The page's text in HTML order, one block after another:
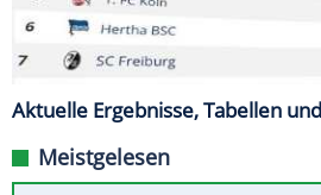
Aktuelle Ergebnisse, Tabellen
Meistgelesen